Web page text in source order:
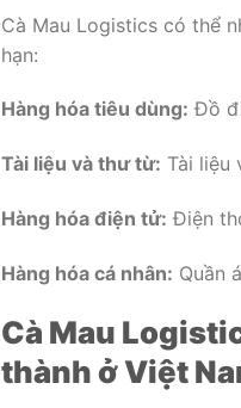
Cà Mau Logistics có thể
hạn:
Hàng hóa tiêu dùng: Đồ
Tài liệu và thư từ: Tài liệu
Hàng hóa điện tử: Điện
Hàng hóa cá nhân: Quần
Cà Mau
thành ở Việt